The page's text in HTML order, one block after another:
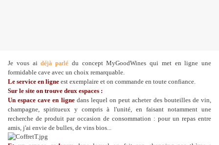
Je vous aidéjà parlé du concept MyGoodWines qui met en ligne une
formidable cave avec un choix remarquable.
Le service en ligne est exemplaire et on commande en toute confiance.
Sur le site on trouve deux espaces :
Un espace cave en lignedans lequel on peut acheter des bouteilles de vin,
champagne, spiritueux y compris à l'unité, en faisant notamment une
recherche de produit par occasion de consommation : pour un repas entre
amis, j'ai envie de bulles, de vins bios...